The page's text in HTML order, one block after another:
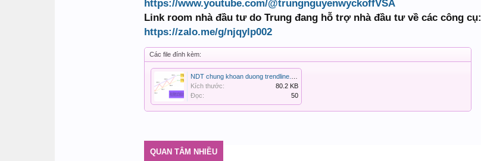
https://www.youtube.com/@trungnguyenwyckoffVSA
Link room nhà đầu tư do Trung đang hỗ trợ nhà đầu tư về các công cụ:
https://zalo.me/g/njqylp002
Các file đính kèm:
Kích thước:
80.2 KB
Đọc:
50
QUAN TÂM NHIỀU